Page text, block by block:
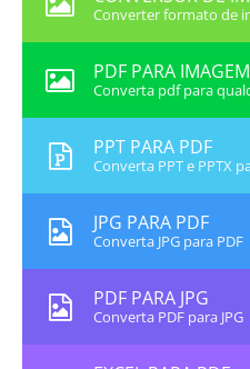
Converter formato de
PDF PARA IMAGEM
Converta pdf para
PPT PARA PDF
Converta PPT e PPTX
JPG PARA PDF
Converta JPG para PDF
PDF PARA JPG
Converta PDF para JPG